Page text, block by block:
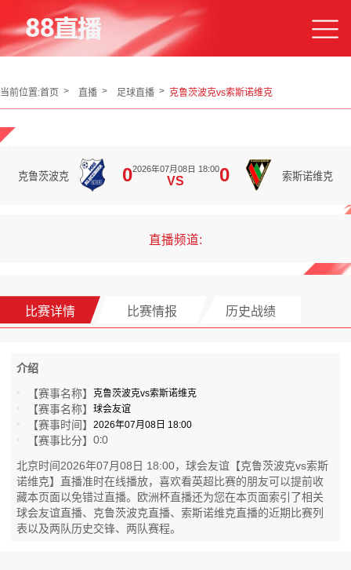
当前位置:首页 直播 足球直播 克鲁茨波克vs索斯诺维克
克鲁茨波克 02026年07月08日 18:00
VS 0 索斯诺维克
直播频道:
比赛详情 比赛情报 历史战绩
介绍
【赛事名称】克鲁茨波克vs索斯诺维克
【赛事名称】球会友谊
【赛事时间】2026年07月08日 18:00
【赛事比分】0:0
北京时间2026年07月08日 18:00，球会友谊【克鲁茨波克vs索斯
诺维克】直播准时在线播放，喜欢看英超比赛的朋友可以提前收
藏本页面以免错过直播。欧洲杯直播还为您在本页面索引了相关
球会友谊直播、克鲁茨波克直播、索斯诺维克直播的近期比赛列
表以及两队历史交锋、两队赛程。